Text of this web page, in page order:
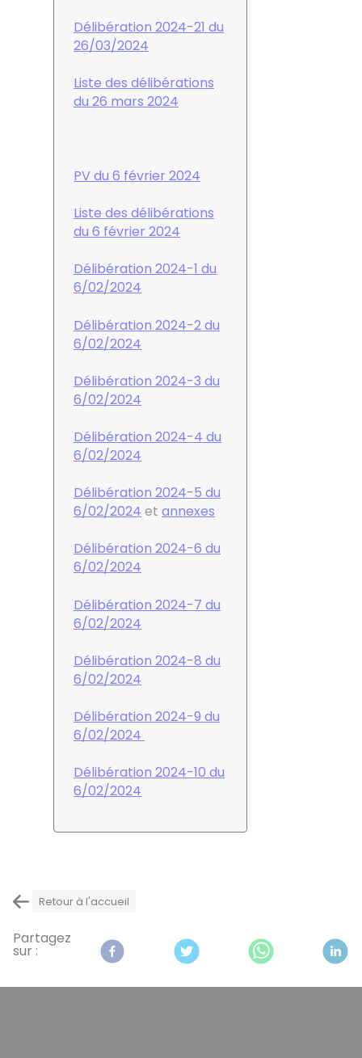
Délibération 2024-21 du
26/03/2024
Liste des délibérations
du 26 mars 2024
PV du 6 février 2024
Liste des délibérations
du 6 février 2024
Délibération 2024-1 du
6/02/2024
Délibération 2024-2 du
6/02/2024
Délibération 2024-3 du
6/02/2024
Délibération 2024-4 du
6/02/2024
Délibération 2024-5 du
6/02/2024 et annexes
Délibération 2024-6 du
6/02/2024
Délibération 2024-7 du
6/02/2024
Délibération 2024-8 du
6/02/2024
Délibération 2024-9 du
6/02/2024
Délibération 2024-10 du
6/02/2024
Retour à l'accueil
Partagez
sur :